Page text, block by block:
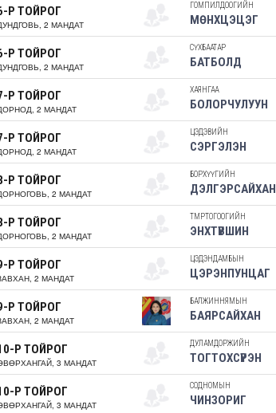
Р ТОЙРОГ
2 МАНДАТ
ГОМПИЛДООГИЙН
МӨНХЦЭЦЭГ
Р ТОЙРОГ
2 МАНДАТ
СҮХБААТАР
БАТБОЛД
Р ТОЙРОГ
2 МАНДАТ
ХАЯНГАА
БОЛОРЧУЛУУН
Р ТОЙРОГ
2 МАНДАТ
ЦЭДЭВИЙН
СЭРГЭЛЭН
Р ТОЙРОГ
2 МАНДАТ
БОРХҮҮГИЙН
ДЭЛГЭРСАЙХАН
Р ТОЙРОГ
2 МАНДАТ
ТӨМӨРТОГООГИЙН
ЭНХТҮВШИН
Р ТОЙРОГ
2 МАНДАТ
ЦЭДЭНДАМБЫН
ЦЭРЭНПУНЦАГ
Р ТОЙРОГ
2 МАНДАТ
БАЛЖИННЯМЫН
БАЯРСАЙХАН
Р ТОЙРОГ
3 МАНДАТ
ДУЛАМДОРЖИЙН
ТОГТОХСҮРЭН
Р ТОЙРОГ
3 МАНДАТ
СОДНОМЫН
ЧИНЗОРИГ